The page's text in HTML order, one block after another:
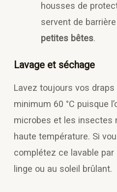
housses de
servent de
petites bêtes.
Lavage et séchage
Lavez toujours vos draps
minimum 60 °C puisque
microbes et les insectes
haute température. Si
complétez ce lavable
linge ou au soleil brûlant.